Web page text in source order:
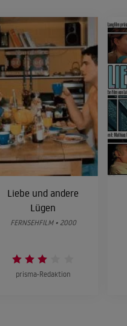
Liebe und andere
Lügen
FERNSEHFILM • 2000
prisma-Redaktion